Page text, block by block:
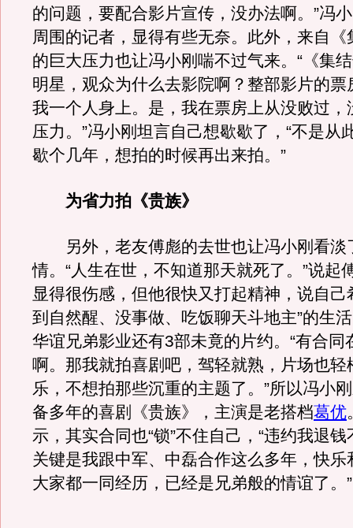
的问题，要配合影片宣传，没办法啊。”冯
周围的记者，显得有些无奈。此外，来自《
的巨大压力也让冯小刚喘不过气来。“《集
明星，观众为什么去影院啊？整部影片的票
我一个人身上。是，我在票房上从没败过，
压力。”冯小刚坦言自己想歇歇了，“不是从
歇个几年，想拍的时候再出来拍。”
为省力拍《贵族》
另外，老友傅彪的去世也让冯小刚看淡
情。“人生在世，不知道那天就死了。”说起
显得很伤感，但他很快又打起精神，说自己
到自然醒、没事做、吃饭聊天斗地主”的生
华谊兄弟影业还有3部未竟的片约。“有合同
啊。那我就拍喜剧吧，驾轻就熟，片场也轻
乐，不想拍那些沉重的主题了。”所以冯小
备多年的喜剧《贵族》，主演是老搭档葛优
示，其实合同也“锁”不住自己，“违约我退
关键是我跟中军、中磊合作这么多年，快乐
大家都一同经历，已经是兄弟般的情谊了。”